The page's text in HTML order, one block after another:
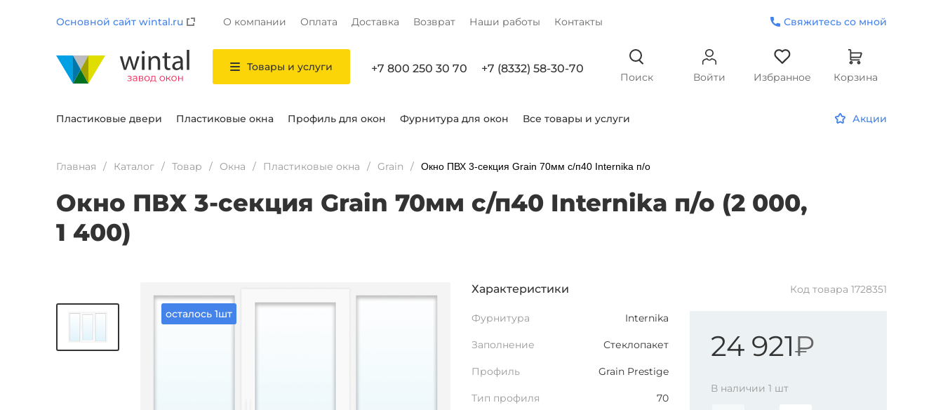
Основной сайт wintal.ru О компании Оплата Доставка Возврат Наши работы Контакты Свяжитесь со мной
Товары и услуги +7 800 250 30 70 +7 (8332) 58-30-70
Поиск Войти Избранное Корзина
Пластиковые двери Пластиковые окна Профиль для окон Фурнитура для окон Все товары и услуги Акции
Главная Каталог Товар Окна Пластиковые окна Grain Окно ПВХ 3-секция Grain 70мм с/п40 Internika п/о
Окно ПВХ 3-секция Grain 70мм с/п40 Internika п/о (2 000,
1 400)
осталось 1шт
Характеристики Код товара 1728351
Фурнитура Internika
Заполнение Стеклопакет
Профиль Grain Prestige
Тип профиля 70
24 921₽
В наличии 1 шт